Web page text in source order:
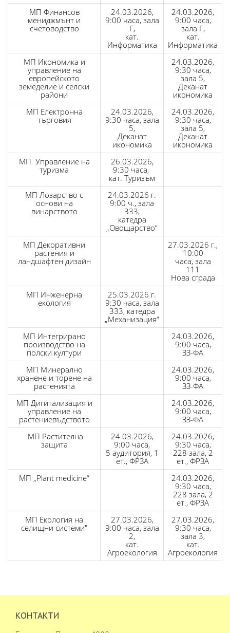
МП Финансов
мениджмънт и
счетоводство
24.03.2026,
9:00 часа, зала
Г,
кат.
Информатика
24.03.2026,
9:00 часа,
зала Г,
кат.
Информатика
МП Икономика и
управление на
европейското
земеделие и селски
райони
24.03.2026,
9:30 часа,
зала 5,
Деканат
икономика
МП Електронна
търговия
24.03.2026,
9:30 часа, зала
5,
Деканат
икономика
24.03.2026,
9:30 часа,
зала 5,
Деканат
икономика
МП Управление на
туризма
26.03.2026,
9:30 часа,
кат. Туризъм
МП Лозарство с
основи на
винарството
24.03.2026 г.
9:00 ч., зала
333,
катедра
„Овощарство“
МП Декоративни
растения и
ландшафтен дизайн
27.03.2026 г.,
10:00
часа, зала
111
Нова сграда
МП Инженерна
екология
25.03.2026 г.
9:30 часа, зала
333, катедра
„Механизация“
МП Интегрирано
производство на
полски култури
24.03.2026,
9:00 часа,
ЗЗ-ФА
МП Минерално
хранене и торене на
растенията
24.03.2026,
9:00 часа,
ЗЗ-ФА
МП Дигитализация и
управление на
растениевъдството
24.03.2026,
9:00 часа,
ЗЗ-ФА
МП Растителна
защита
24.03.2026,
9:00 часа,
5 аудитория, 1
ет., ФРЗА
24.03.2026,
9:30 часа,
228 зала, 2
ет., ФРЗА
МП „Plant medicine“
24.03.2026,
9:30 часа,
228 зала, 2
ет., ФРЗА
МП Екология на
селищни системи"
27.03.2026,
9:00 часа, зала
2,
кат.
Агроекология
27.03.2026,
9:30 часа,
зала 3,
кат.
Агроекология
КОНТАКТИ